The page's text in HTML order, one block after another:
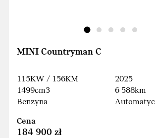
MINI Countryman C
115KW / 156KM
1499cm3
Benzyna
2025
6 588km
Cena
184 900 zł